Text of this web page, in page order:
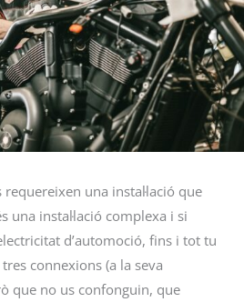
una instal·lació que
una instal·lació complexa i si
d’automoció, fins i tot tu
connexions (a la seva
que no us confonguin, que